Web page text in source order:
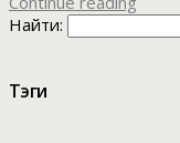
Найти:
Тэги